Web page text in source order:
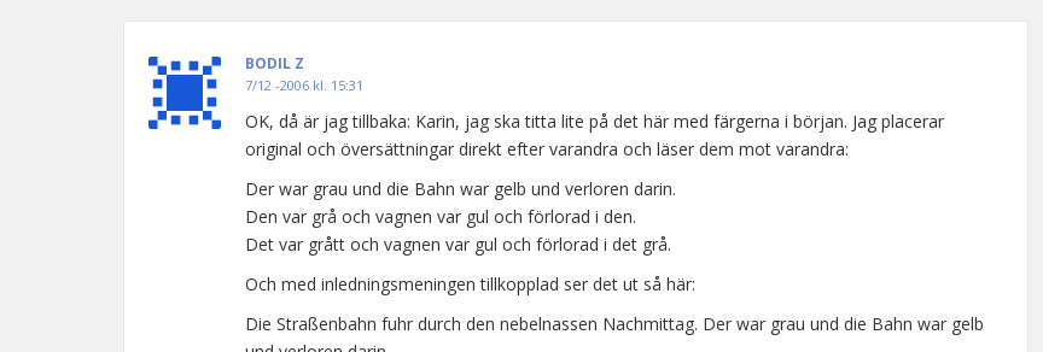
BODIL Z
7/12 -2006 kl. 15:31
OK, då är jag tillbaka: Karin, jag ska titta lite på det här med färgerna i början. Jag placerar
original och översättningar direkt efter varandra och läser dem mot varandra:
Der war grau und die Bahn war gelb und verloren darin.
Den var grå och vagnen var gul och förlorad i den.
Det var grått och vagnen var gul och förlorad i det grå.
Och med inledningsmeningen tillkopplad ser det ut så här:
Die Straßenbahn fuhr durch den nebelnassen Nachmittag. Der war grau und die Bahn war gelb